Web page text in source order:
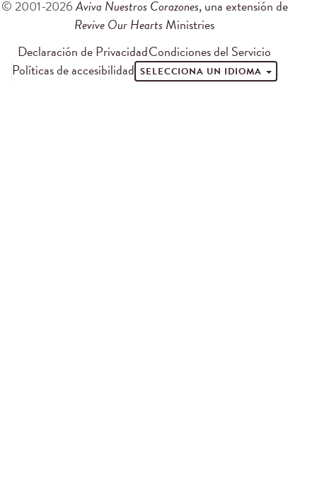
© 2001-2026Aviva Nuestros Corazones, una extensión de
Revive Our Hearts Ministries
Declaración de PrivacidadCondiciones del Servicio
Políticas de accesibilidad SELECCIONA UN IDIOMA